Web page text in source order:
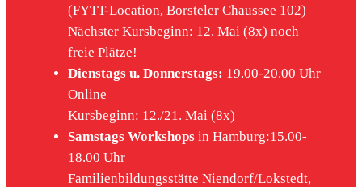
(FYTT-Location, Borsteler Chaussee 102)
Nächster Kursbeginn: 12. Mai (8x) noch
freie Plätze!
Dienstags u. Donnerstags: 19.00-20.00 Uhr
Online
Kursbeginn: 12./21. Mai (8x)
Samstags Workshopsin Hamburg:15.00-
18.00 Uhr
Familienbildungsstätte Niendorf/Lokstedt,